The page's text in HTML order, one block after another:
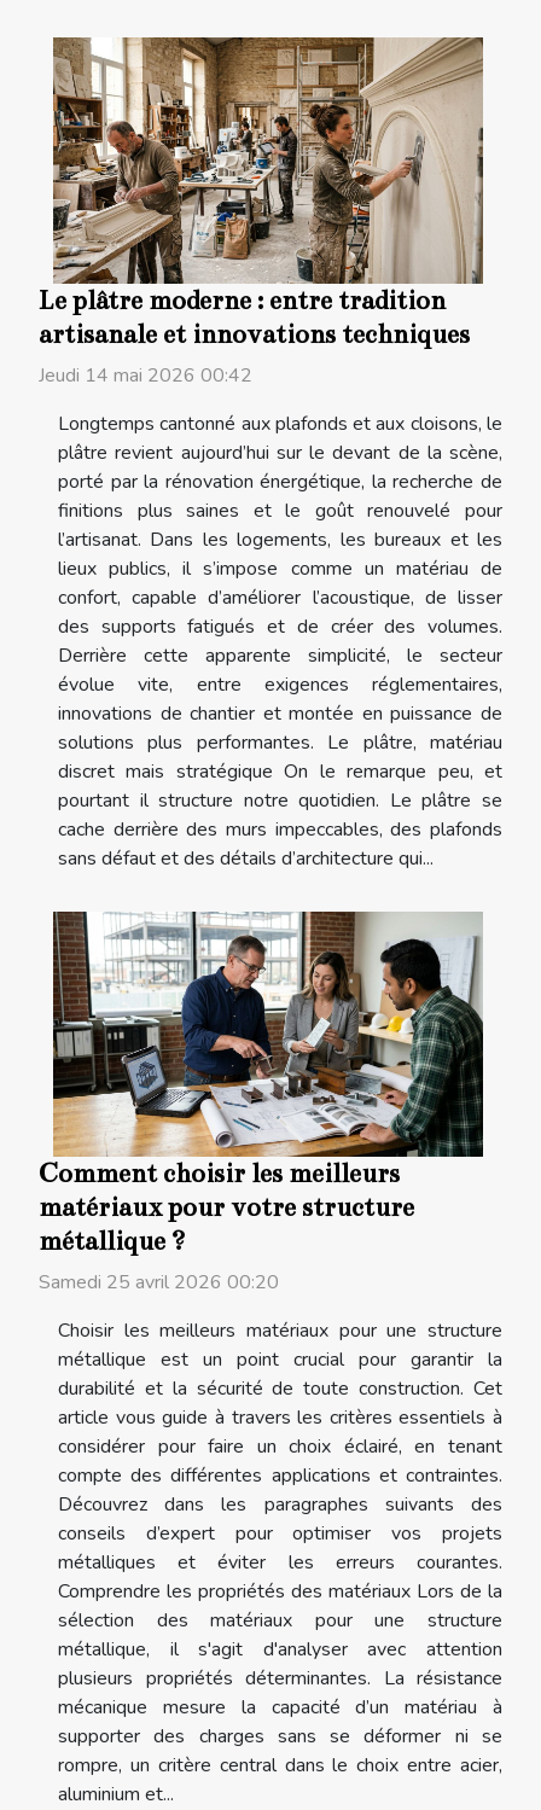
Le plâtre moderne : entre tradition
artisanale et innovations techniques
Jeudi 14 mai 2026 00:42
Longtemps cantonné aux plafonds et aux cloisons, le
plâtre revient aujourd’hui sur le devant de la scène,
porté par la rénovation énergétique, la recherche de
finitions plus saines et le goût renouvelé pour
l’artisanat. Dans les logements, les bureaux et les
lieux publics, il s’impose comme un matériau de
confort, capable d’améliorer l’acoustique, de lisser
des supports fatigués et de créer des volumes.
Derrière cette apparente simplicité, le secteur
évolue vite, entre exigences réglementaires,
innovations de chantier et montée en puissance de
solutions plus performantes. Le plâtre, matériau
discret mais stratégique On le remarque peu, et
pourtant il structure notre quotidien. Le plâtre se
cache derrière des murs impeccables, des plafonds
sans défaut et des détails d’architecture qui...
Comment choisir les meilleurs
matériaux pour votre structure
métallique ?
Samedi 25 avril 2026 00:20
Choisir les meilleurs matériaux pour une structure
métallique est un point crucial pour garantir la
durabilité et la sécurité de toute construction. Cet
article vous guide à travers les critères essentiels à
considérer pour faire un choix éclairé, en tenant
compte des différentes applications et contraintes.
Découvrez dans les paragraphes suivants des
conseils d’expert pour optimiser vos projets
métalliques et éviter les erreurs courantes.
Comprendre les propriétés des matériaux Lors de la
sélection des matériaux pour une structure
métallique, il s'agit d'analyser avec attention
plusieurs propriétés déterminantes. La résistance
mécanique mesure la capacité d’un matériau à
supporter des charges sans se déformer ni se
rompre, un critère central dans le choix entre acier,
aluminium et...